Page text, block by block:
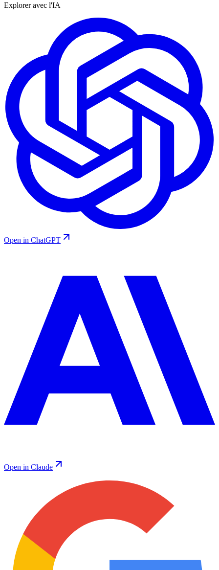
Explorer avec l'IA
Open in ChatGPT
Open in Claude